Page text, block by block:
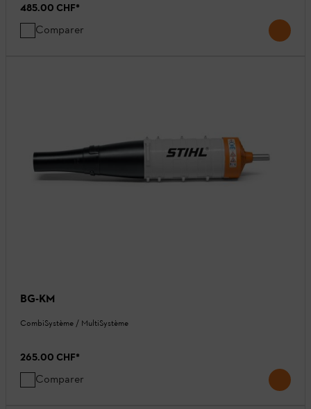
485.00 CHF*
Comparer
BG-KM
CombiSystème / MultiSystème
265.00 CHF*
Comparer